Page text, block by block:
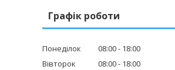
Графік роботи
Понеділок 08:00
18:00
Вівторок
08:00
18:00